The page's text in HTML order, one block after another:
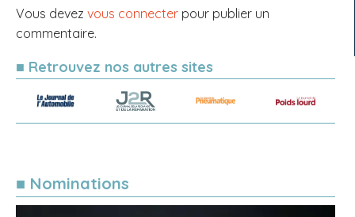
Vous devez vous connecter pour publier un
commentaire.
■ Retrouvez nos autres sites
■ Nominations